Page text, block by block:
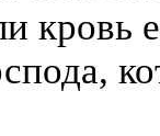
кровь